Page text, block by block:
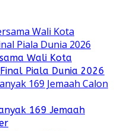
Wali Kota
Piala Dunia 2026
169 Jemaah